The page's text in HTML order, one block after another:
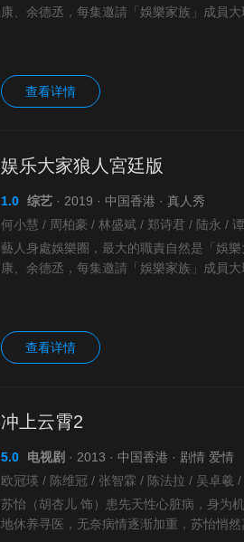
康、余德丞，每集邀請「娛樂家族」成員
查看详情
娱乐大家狼人宮廷版
1.0 综艺· 2019 · 中国香港 · 真人秀
藝人身處娛樂圈，最大的職責自然是「娛
康、余德丞，每集邀請「娛樂家族」成員
查看详情
冲上云霄2
5.0 电视剧 · 2013 · 中国香港 · 剧情 爱情
苏怡（胡杏儿 饰）患先天性心脏病，身为
地休养寻医，无奈病情逐渐加重，苏怡悄